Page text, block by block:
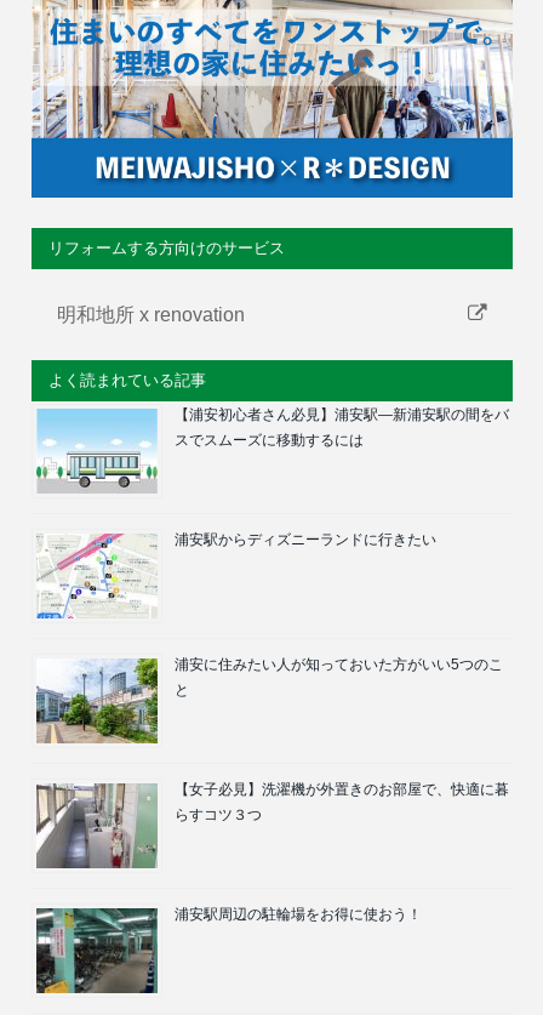
リフォームする方向けのサービス
明和地所 x renovation
よく読まれている記事
【浦安初心者さん必見】浦安駅―新浦安駅の間をバ
スでスムーズに移動するには
浦安駅からディズニーランドに行きたい
浦安に住みたい人が知っておいた方がいい5つのこ
と
【女子必見】洗濯機が外置きのお部屋で、快適に暮
らすコツ３つ
浦安駅周辺の駐輪場をお得に使おう！